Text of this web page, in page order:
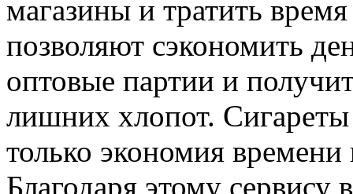
магазины и тратить
позволяют сэкономить
оптовые партии и
лишних хлопот.
только экономия времени
Благодаря этому сервису